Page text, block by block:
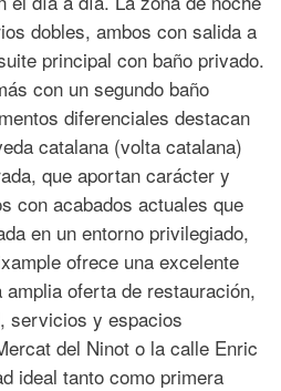
dobles, ambos con salida a
principal con baño privado.
con un segundo baño
diferenciales destacan
catalana (volta catalana)
que aportan carácter y
con acabados actuales que
en un entorno privilegiado,
ofrece una excelente
oferta de restauración,
servicios y espacios
del Ninot o la calle Enric
ideal tanto como primera